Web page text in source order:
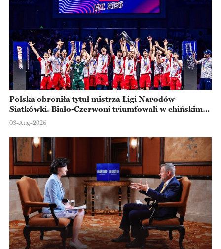
Polska obroniła tytuł mistrza Ligi Narodów
Siatkówki. Biało-Czerwoni triumfowali w chińskim
Ningbo
03-Aug-2026